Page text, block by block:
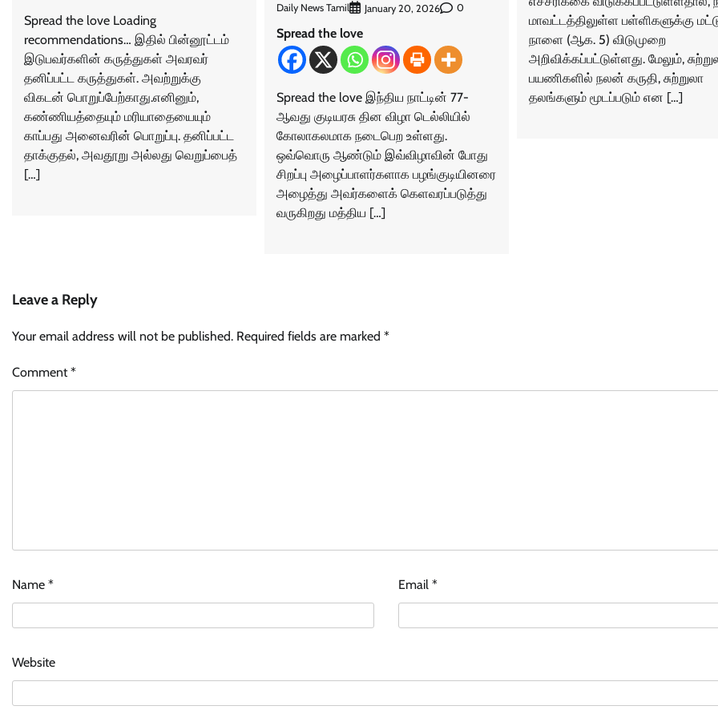
Spread the love Loading
recommendations… இதில் பின்னூட்டம்
இடுபவர்களின் கருத்துகள் அவரவர்
தனிப்பட்ட கருத்துகள். அவற்றுக்கு
விகடன் பொறுப்பேற்காது.எனினும்,
கண்ணியத்தையும் மரியாதையையும்
காப்பது அனைவரின் பொறுப்பு. தனிப்பட்ட
தாக்குதல், அவதூறு அல்லது வெறுப்பைத்
[…]
Daily News Tamil January 20, 2026 0
Spread the love
Spread the love இந்திய நாட்டின் 77-
ஆவது குடியரசு தின விழா டெல்லியில்
கோலாகலமாக நடைபெற உள்ளது.
ஒவ்வொரு ஆண்டும் இவ்விழாவின் போது
சிறப்பு அழைப்பாளர்களாக பழங்குடியினரை
அழைத்து அவர்களைக் கெளவரப்படுத்து
வருகிறது மத்திய […]
மாவட்டத்திலுள்ள பள்ளிகளுக்கு
நாளை (ஆக. 5) விடுமுறை
அறிவிக்கப்பட்டுள்ளது. மேலும்,
பயணிகளில் நலன் கருதி, சுற்றுலா
தலங்களும் மூடப்படும் என […]
Leave a Reply
Your email address will not be published. Required fields are marked *
Comment*
Name * Email*
Website